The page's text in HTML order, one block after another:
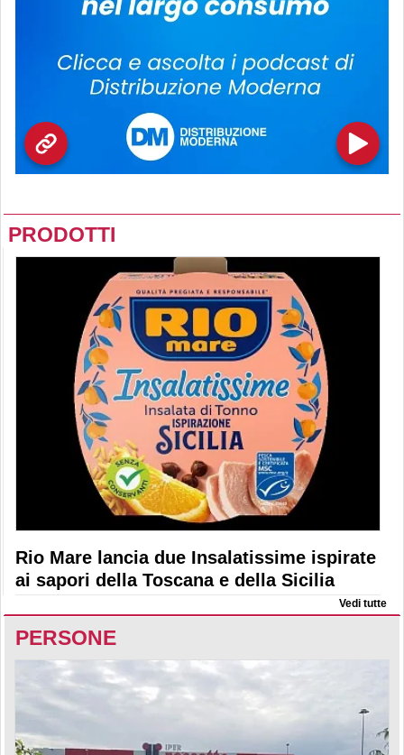
PRODOTTI
Rio Mare lancia due Insalatissime ispirate
ai sapori della Toscana e della Sicilia
Vedi tutte
PERSONE